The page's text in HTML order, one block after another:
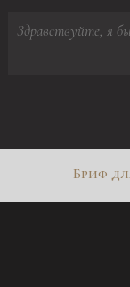
Бриф